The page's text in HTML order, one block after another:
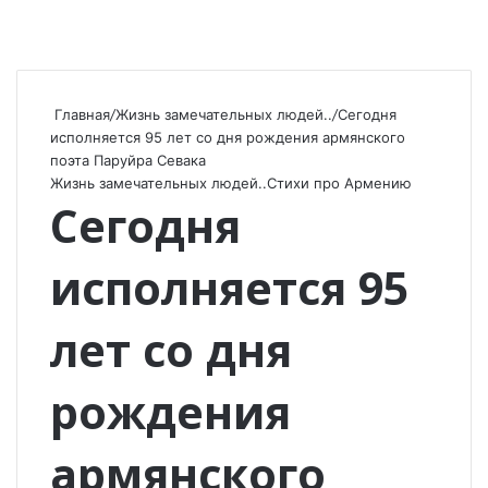
Главная/Жизнь замечательных людей../Сегодня
исполняется 95 лет со дня рождения армянского
поэта Паруйра Севака
Жизнь замечательных людей..Стихи про Армению
Сегодня
исполняется 95
лет со дня
рождения
армянского